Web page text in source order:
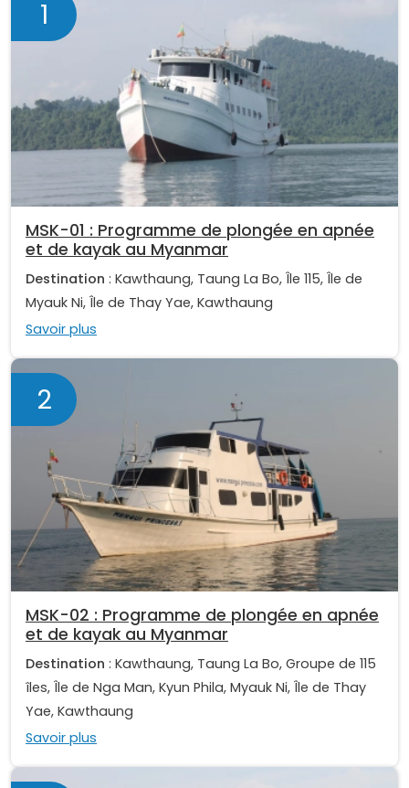
1
MSK-01 : Programme de plongée en apnée
et de kayak au Myanmar
Destination : Kawthaung, Taung La Bo, Île 115, Île de
Myauk Ni, Île de Thay Yae, Kawthaung
Savoir plus
2
MSK-02 : Programme de plongée en apnée
et de kayak au Myanmar
Destination : Kawthaung, Taung La Bo, Groupe de 115
îles, Île de Nga Man, Kyun Phila, Myauk Ni, Île de Thay
Yae, Kawthaung
Savoir plus